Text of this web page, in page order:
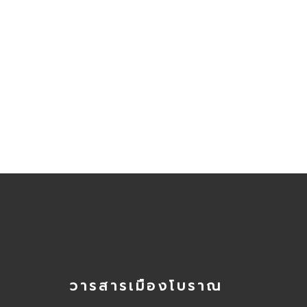
วารสารเมืองโบราณ